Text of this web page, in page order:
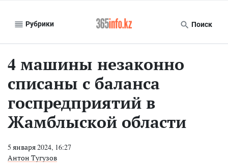
Рубрики Поиск
4 машины незаконно
списаны с баланса
госпредприятий в
Жамблыской области
5 января 2024, 16:27
Антон Тугузов